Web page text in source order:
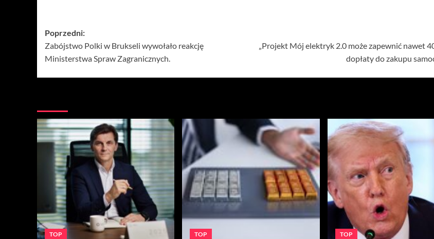
Zobacz
wpisy
Poprzedni:
Zabójstwo Polki w Brukseli wywołało reakcję
Ministerstwa Spraw Zagranicznych.
„Projekt Mój elektryk 2.0 może zapewnić nawet
dopłaty do zakupu
TOP TOP TOP